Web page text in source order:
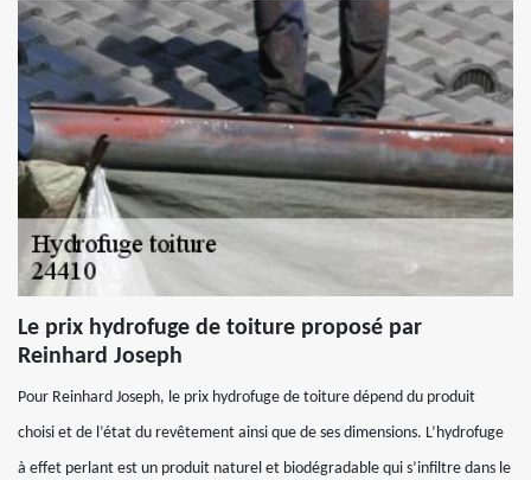
Le prix hydrofuge de toiture proposé par
Reinhard Joseph
Pour Reinhard Joseph, le prix hydrofuge de toiture dépend du produit
choisi et de l’état du revêtement ainsi que de ses dimensions. L’hydrofuge
à effet perlant est un produit naturel et biodégradable qui s’infiltre dans le